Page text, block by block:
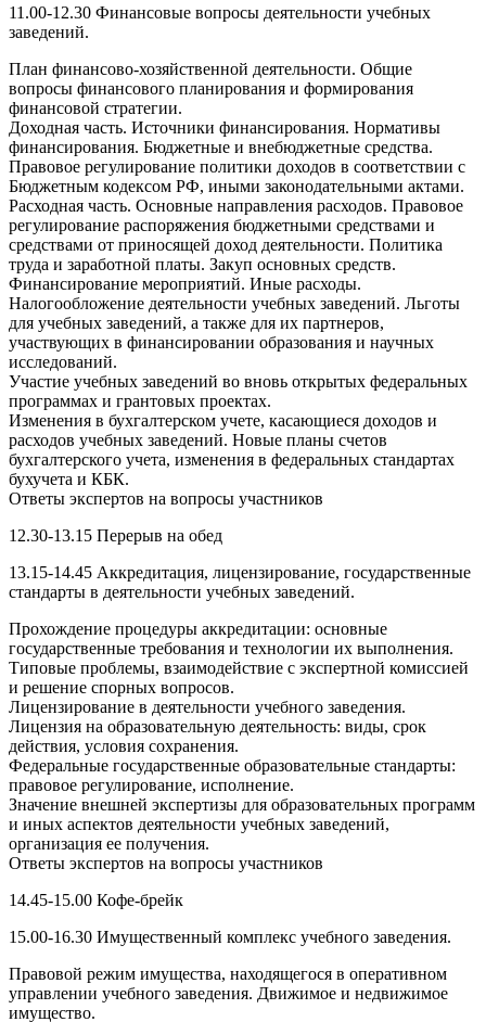
11.00-12.30 Финансовые вопросы деятельности учебных
заведений.
План финансово-хозяйственной деятельности. Общие
вопросы финансового планирования и формирования
финансовой стратегии.
Доходная часть. Источники финансирования. Нормативы
финансирования. Бюджетные и внебюджетные средства.
Правовое регулирование политики доходов в соответствии с
Бюджетным кодексом РФ, иными законодательными актами.
Расходная часть. Основные направления расходов. Правовое
регулирование распоряжения бюджетными средствами и
средствами от приносящей доход деятельности. Политика
труда и заработной платы. Закуп основных средств.
Финансирование мероприятий. Иные расходы.
Налогообложение деятельности учебных заведений. Льготы
для учебных заведений, а также для их партнеров,
участвующих в финансировании образования и научных
исследований.
Участие учебных заведений во вновь открытых федеральных
программах и грантовых проектах.
Изменения в бухгалтерском учете, касающиеся доходов и
расходов учебных заведений. Новые планы счетов
бухгалтерского учета, изменения в федеральных стандартах
бухучета и КБК.
Ответы экспертов на вопросы участников
12.30-13.15 Перерыв на обед
13.15-14.45 Аккредитация, лицензирование, государственные
стандарты в деятельности учебных заведений.
Прохождение процедуры аккредитации: основные
государственные требования и технологии их выполнения.
Типовые проблемы, взаимодействие с экспертной комиссией
и решение спорных вопросов.
Лицензирование в деятельности учебного заведения.
Лицензия на образовательную деятельность: виды, срок
действия, условия сохранения.
Федеральные государственные образовательные стандарты:
правовое регулирование, исполнение.
Значение внешней экспертизы для образовательных программ
и иных аспектов деятельности учебных заведений,
организация ее получения.
Ответы экспертов на вопросы участников
14.45-15.00 Кофе-брейк
15.00-16.30 Имущественный комплекс учебного заведения.
Правовой режим имущества, находящегося в оперативном
управлении учебного заведения. Движимое и недвижимое
имущество.